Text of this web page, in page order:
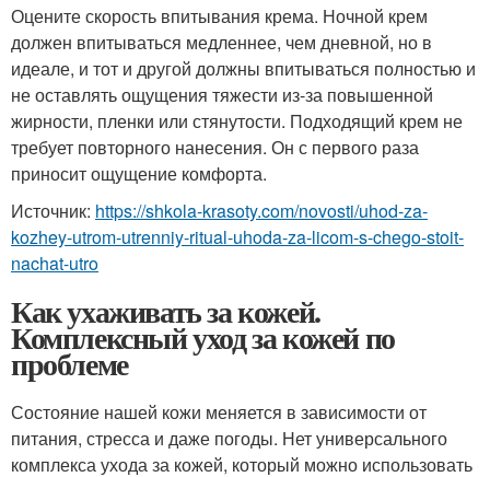
Оцените скорость впитывания крема. Ночной крем
должен впитываться медленнее, чем дневной, но в
идеале, и тот и другой должны впитываться полностью и
не оставлять ощущения тяжести из-за повышенной
жирности, пленки или стянутости. Подходящий крем не
требует повторного нанесения. Он с первого раза
приносит ощущение комфорта.
Источник: https://shkola-krasoty.com/novosti/uhod-za-
kozhey-utrom-utrenniy-ritual-uhoda-za-licom-s-chego-stoit-
nachat-utro
Как ухаживать за кожей.
Комплексный уход за кожей по
проблеме
Состояние нашей кожи меняется в зависимости от
питания, стресса и даже погоды. Нет универсального
комплекса ухода за кожей, который можно использовать